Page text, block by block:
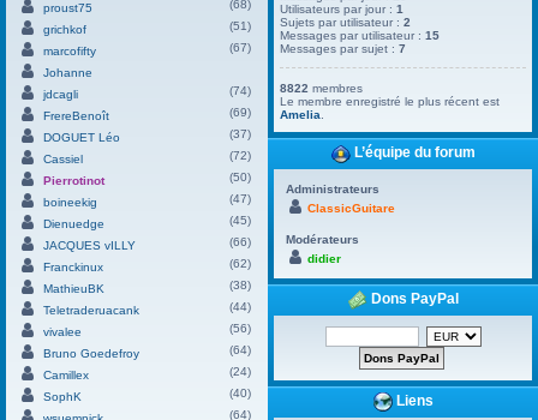
proust75
(68)
grichkof
(51)
marcofifty
(67)
Johanne
jdcagli
(74)
FrereBenoît
(69)
DOGUET Léo
(37)
Cassiel
(72)
Pierrotinot
(50)
boineekig
(47)
Dienuedge
(45)
JACQUES vILLY
(66)
Franckinux
(62)
MathieuBK
(38)
Teletraderuacank
(44)
vivalee
(56)
Bruno Goedefroy
(64)
Camillex
(24)
SophK
(40)
(64)
Utilisateurs par jour :1
Sujets par utilisateur :2
Messages par utilisateur :15
Messages par sujet :7
8822 membres
Le membre enregistré le plus récent est
Amelia
L’équipe du forum
Administrateurs
ClassicGuitare
Modérateurs
didier
Dons PayPal
Liens